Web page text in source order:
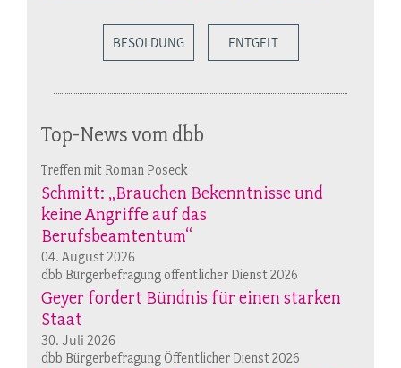
BESOLDUNG ENTGELT
Top-News vom dbb
Treffen mit Roman Poseck
Schmitt: „Brauchen Bekenntnisse und
keine Angriffe auf das
Berufsbeamtentum“
04. August 2026
dbb Bürgerbefragung öffentlicher Dienst 2026
Geyer fordert Bündnis für einen starken
Staat
30. Juli 2026
dbb Bürgerbefragung Öffentlicher Dienst 2026